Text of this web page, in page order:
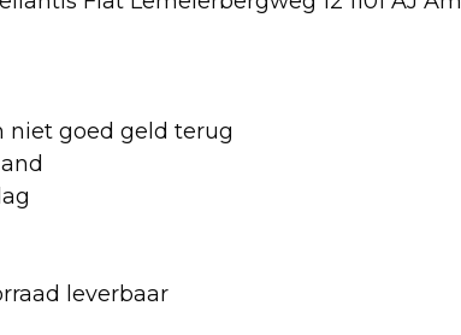
niet goed geld terug
leverbaar